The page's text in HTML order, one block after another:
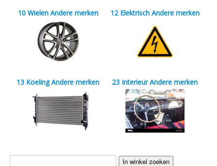
10 Wielen Andere merken 12 Elektrisch Andere merken
13 Koeling Andere merken 23 Interieur Andere merken